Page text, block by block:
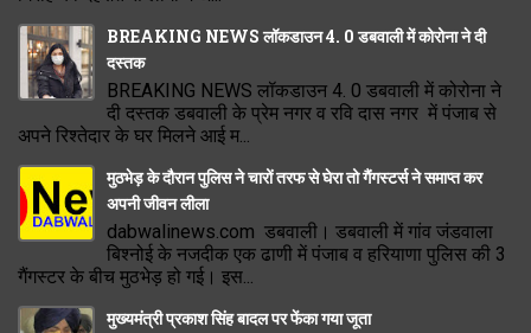
BREAKING NEWS लॉकडाउन 4. 0 डबवाली में कोरोना ने दी
दस्तक
BREAKING NEWS लॉकडाउन 4. 0 डबवाली में कोरोना ने
दी दस्तक डबवाली के प्रेम नगर व रवि दास नगर में पंजाब से
अपने रिश्तेदार के घर मिलने आई म...
मुठभेड़ के दौरान पुलिस ने चारों तरफ से घेरा तो गैंगस्टर्स ने समाप्त कर
अपनी जीवन लीला
dabwalinews.com डबवाली। डबवाली में गांव जंडवाला
बिश्नोई के नजदीक एक ढाणी में पंजाब व हरियाणा पुलिस की 3
गैंगस्टर के बीच मुठभेड़ हो गई। इस...
मुख्यमंत्री प्रकाश सिंह बादल पर फेंका गया जूता